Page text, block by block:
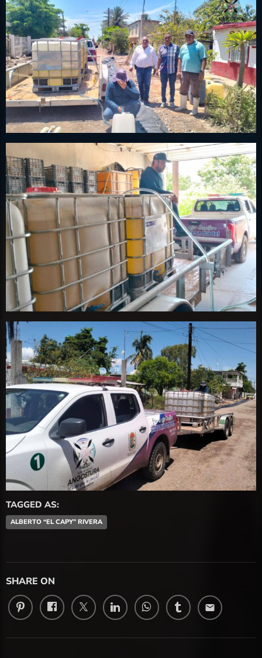
TAGGED AS:
ALBERTO “EL CAPY” RIVERA
SHARE ON
email